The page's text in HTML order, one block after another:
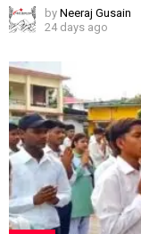
by Neeraj Gusain
24 days ago